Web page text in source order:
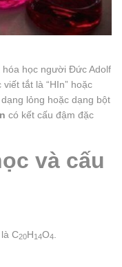
học người Đức Adolf
tắt là “HIn” hoặc
lỏng hoặc dạng bột
có kết cấu đậm đặc
và cấu
là C20H14O4